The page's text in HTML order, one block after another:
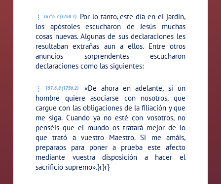
157:6.7 (1750.1)
Por lo tanto, este día en el jardín,
los apóstoles escucharon de Jesús muchas
cosas nuevas. Algunas de sus declaraciones les
resultaban extrañas aun a ellos. Entre otros
anuncios sorprendentes escucharon
declaraciones como las siguientes:
157:6.8 (1750.2)
«De ahora en adelante, si un
hombre quiere asociarse con nosotros, que
cargue con las obligaciones de la filiación y que
me siga. Cuando ya no esté con vosotros, no
penséis que el mundo os tratará mejor de lo
que trató a vuestro Maestro. Si me amáis,
preparaos para poner a prueba este afecto
mediante vuestra disposición a hacer el
sacrificio supremo».}r}r}